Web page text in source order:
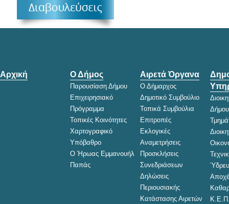
Αρχική Ο Δήμος
Παρουσίαση Δήμου
Επιχειρησιακό
Πρόγραμμα
Τοπικές Κοινότητες
Χαρτογραφικό
Υπόβαθρο
Ο Ήρωας Εμμανουήλ
Παπάς
Αιρετά Όργανα
Ο Δήμαρχος
Δημοτικό Συμβούλιο
Τοπικά Συμβούλια
Επιτροπές
Εκλογικές
Αναμετρήσεις
Προσκλήσεις
Συνεδριάσεων
Δηλώσεις
Περιουσιακής
Κατάστασης Αιρετών
Δήμου